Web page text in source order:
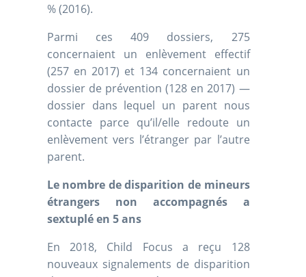
% (2016).
Parmi ces 409 dossiers, 275
concernaient un enlèvement effectif
(257 en 2017) et 134 concernaient un
dossier de prévention (128 en 2017) —
dossier dans lequel un parent nous
contacte parce qu’il/elle redoute un
enlèvement vers l’étranger par l’autre
parent.
Le nombre de disparition de mineurs
étrangers non accompagnés a
sextuplé en 5 ans
En 2018, Child Focus a reçu 128
nouveaux signalements de disparition